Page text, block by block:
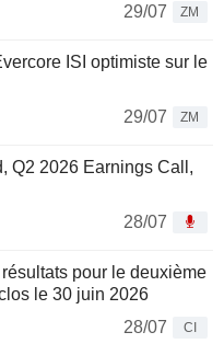
29/07
ZM
ISI optimiste sur le
29/07
ZM
Q2 2026 Earnings Call,
28/07
pour le deuxième
le 30 juin 2026
28/07
CI